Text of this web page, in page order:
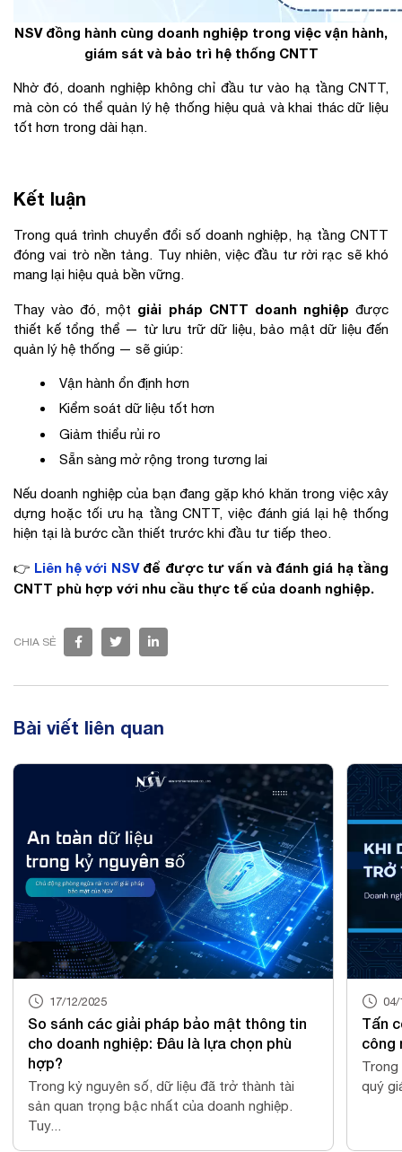
NSV đồng hành cùng doanh nghiệp trong việc vận hành,
giám sát và bảo trì hệ thống CNTT
Nhờ đó, doanh nghiệp không chỉ đầu tư vào hạ tầng CNTT,
mà còn có thể quản lý hệ thống hiệu quả và khai thác dữ liệu
tốt hơn trong dài hạn.
Kết luận
Trong quá trình chuyển đổi số doanh nghiệp, hạ tầng CNTT
đóng vai trò nền tảng. Tuy nhiên, việc đầu tư rời rạc sẽ khó
mang lại hiệu quả bền vững.
Thay vào đó, một giải pháp CNTT doanh nghiệp được
thiết kế tổng thể — từ lưu trữ dữ liệu, bảo mật dữ liệu đến
quản lý hệ thống — sẽ giúp:
Vận hành ổn định hơn
Kiểm soát dữ liệu tốt hơn
Giảm thiểu rủi ro
Sẵn sàng mở rộng trong tương lai
Nếu doanh nghiệp của bạn đang gặp khó khăn trong việc xây
dựng hoặc tối ưu hạ tầng CNTT, việc đánh giá lại hệ thống
hiện tại là bước cần thiết trước khi đầu tư tiếp theo.
👉 Liên hệ với NSVđể được tư vấn và đánh giá hạ tầng
CNTT phù hợp với nhu cầu thực tế của doanh nghiệp.
CHIA SẺ
Bài viết liên quan
12/2025
các giải pháp bảo mật thông tin
doanh nghiệp: Đâu là lựa chọn phù
kỷ nguyên số, dữ liệu đã trở thành tài
quan trọng bậc nhất của doanh nghiệp.
04/12/2025
Tấn công
công mạng
Trong thời
quý giá nhất